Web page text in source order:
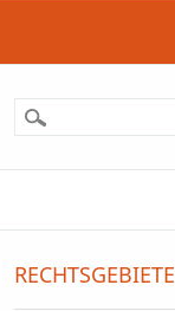
RECHTSGEBIETE